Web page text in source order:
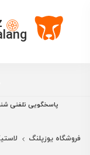
پاسخگویی تلفنی شنبه تا چهارشنبه از
فروشگاه یوزپلنگ